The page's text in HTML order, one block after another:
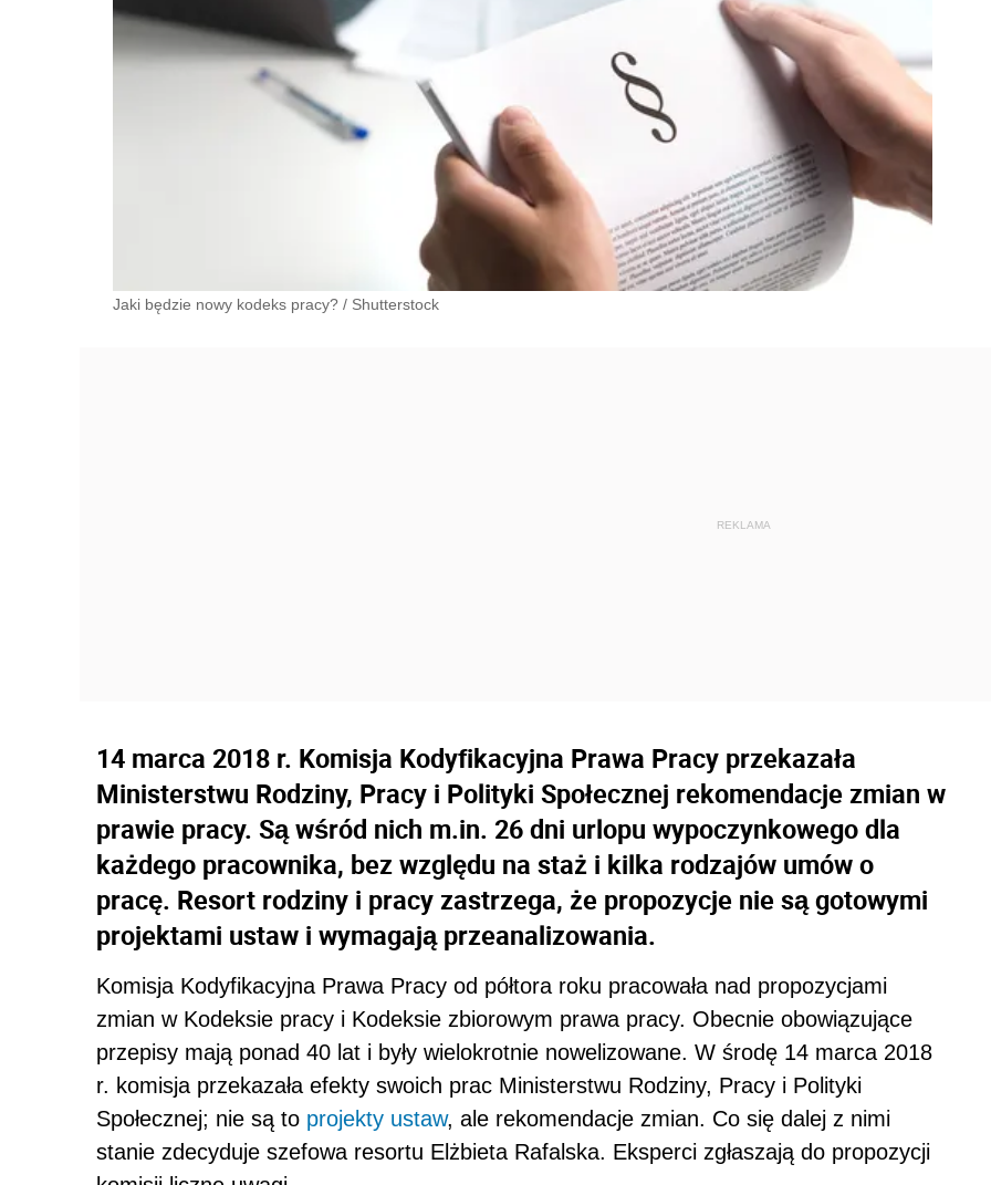
Jaki będzie nowy kodeks pracy? / Shutterstock
14 marca 2018 r. Komisja Kodyfikacyjna Prawa Pracy przekazała
Ministerstwu Rodziny, Pracy i Polityki Społecznej rekomendacje zmian w
prawie pracy. Są wśród nich m.in. 26 dni urlopu wypoczynkowego dla
każdego pracownika, bez względu na staż i kilka rodzajów umów o
pracę. Resort rodziny i pracy zastrzega, że propozycje nie są gotowymi
projektami ustaw i wymagają przeanalizowania.
Komisja Kodyfikacyjna Prawa Pracy od półtora roku pracowała nad propozycjami
zmian w Kodeksie pracy i Kodeksie zbiorowym prawa pracy. Obecnie obowiązujące
przepisy mają ponad 40 lat i były wielokrotnie nowelizowane. W środę 14 marca 2018
r. komisja przekazała efekty swoich prac Ministerstwu Rodziny, Pracy i Polityki
Społecznej; nie są to projekty ustaw, ale rekomendacje zmian. Co się dalej z nimi
stanie zdecyduje szefowa resortu Elżbieta Rafalska. Eksperci zgłaszają do propozycji